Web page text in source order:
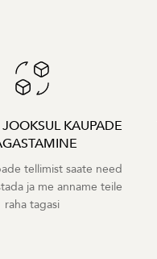
KAUPADE
tellimist saate need
ja me anname teile
raha tagasi